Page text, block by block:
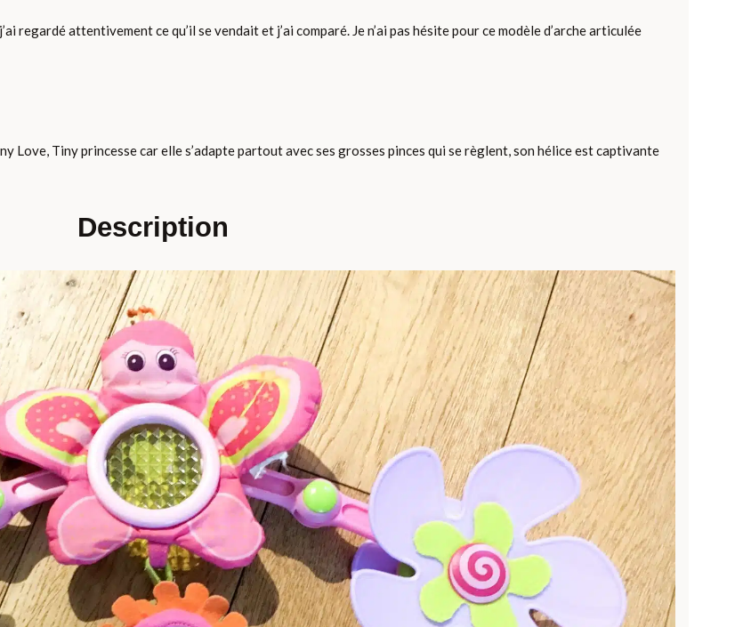
regardé attentivement ce qu’il se vendait et j’ai comparé. Je n’ai pas hésite pour ce modèle d’arche articulée
Love, Tiny princesse car elle s’adapte partout avec ses grosses pinces qui se règlent, son hélice est captivante
Description